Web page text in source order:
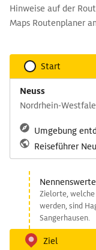
Hinweise auf der
Maps Routenplaner
Start
Neuss
Nordrhein-
Umgebung
Reiseführer
Zielorte,
werden, sind
Sangerhausen.
Ziel